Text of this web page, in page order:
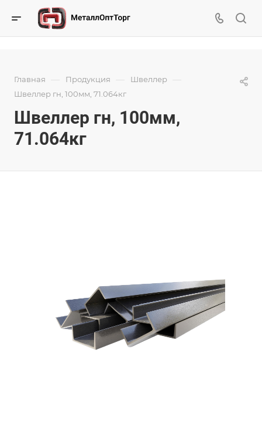
Главная — Продукция — Швеллер —
Швеллер гн, 100мм, 71.064кг
Швеллер гн, 100мм,
71.064кг